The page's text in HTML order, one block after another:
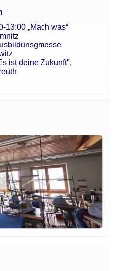
13:00 „Mach was“
ist deine Zukunft",